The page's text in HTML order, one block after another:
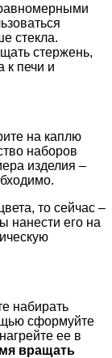
стекла.
стержень,
к печи и
на каплю
наборов
изделия –
то сейчас –
нанести его на
набирать
сформуйте
ее в
вращать